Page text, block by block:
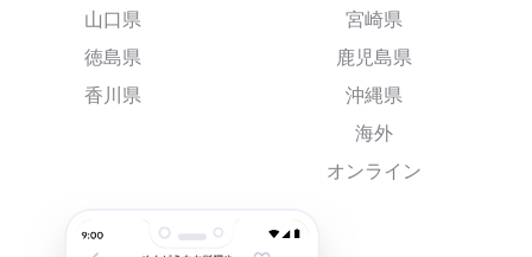
山口県
徳島県
香川県
宮崎県
鹿児島県
沖縄県
海外
オンライン